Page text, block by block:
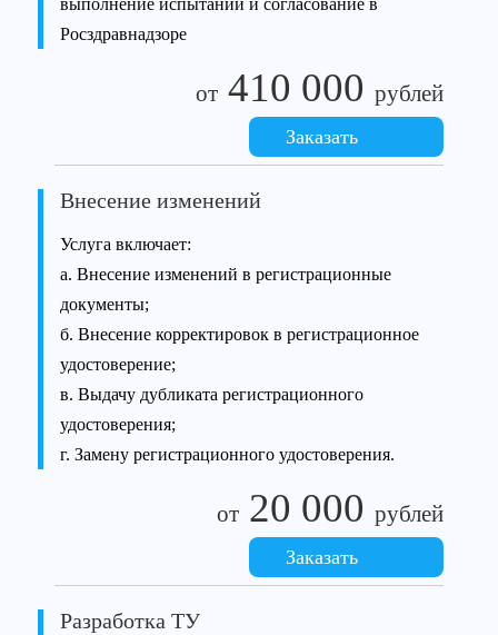
выполнение испытаний и согласование в
Росздравнадзоре
от 410 000 рублей
Заказать
Внесение изменений
Услуга включает:
а. Внесение изменений в регистрационные
документы;
б. Внесение корректировок в регистрационное
удостоверение;
в. Выдачу дубликата регистрационного
удостоверения;
г. Замену регистрационного удостоверения.
от 20 000 рублей
Заказать
Разработка ТУ